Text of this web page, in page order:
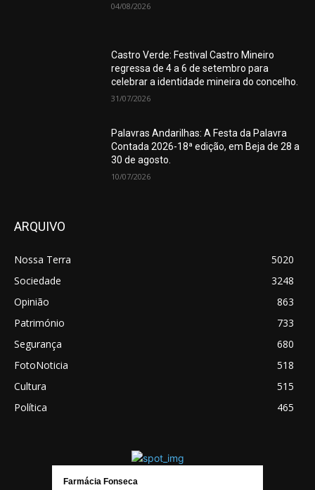
04/08/2026
Castro Verde: Festival Castro Mineiro
regressa de 4 a 6 de setembro para
celebrar a identidade mineira do concelho.
31/07/2026
Palavras Andarilhas: A Festa da Palavra
Contada 2026-18ª edição, em Beja de 28 a
30 de agosto.
10/07/2026
ARQUIVO
Nossa Terra
5020
Sociedade
3248
Opinião
863
Património
733
Segurança
680
FotoNoticia
518
Cultura
515
Política
465